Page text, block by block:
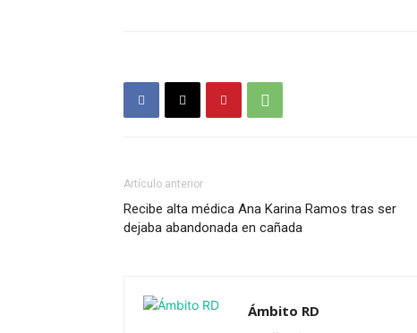
Artículo anterior
Recibe alta médica Ana Karina Ramos tras ser
dejaba abandonada en cañada
Ámbito RD